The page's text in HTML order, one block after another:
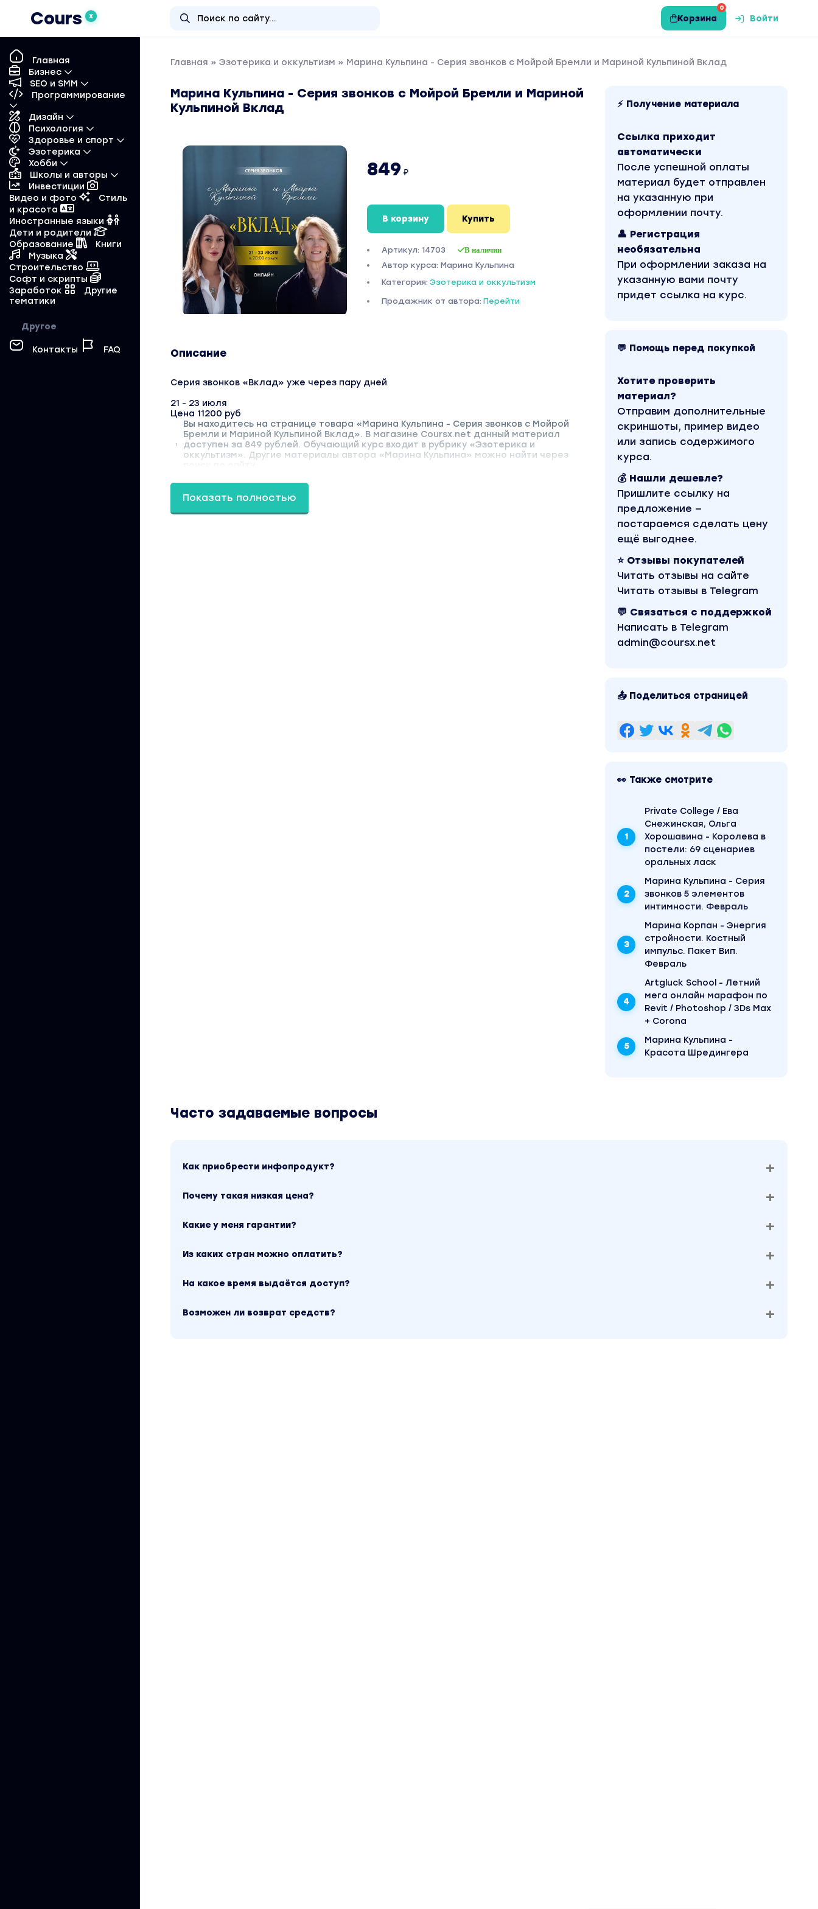
Cours X
0
Корзина Войти
Главная
Бизнес
SEO и SMM
Программирование
Дизайн
Психология
Здоровье и спорт
Эзотерика
Хобби
Школы и авторы
Инвестиции
Видео и фото
Стиль
и красота
Иностранные языки
Дети и родители
Образование
Книги
Музыка
Строительство
Софт и скрипты
Заработок
Другие
тематики
Другое
Контакты FAQ
Главная » Эзотерика и оккультизм » Марина Кульпина - Серия звонков с Мойрой Бремли и Мариной Кульпиной Вклад
Марина Кульпина - Серия звонков с Мойрой Бремли и Мариной
Кульпиной Вклад
849 ₽
В корзину Купить
Артикул: 14703 В наличии
Автор курса: Марина Кульпина
Категория: Эзотерика и оккультизм
Продажник от автора: Перейти
Описание
Серия звонков «Вклад» уже через пару дней
21 - 23 июля
Цена 11200 руб
Вы находитесь на странице товара «Марина Кульпина - Серия звонков с Мойрой
Бремли и Мариной Кульпиной Вклад». В магазине Coursx.net данный материал
доступен за 849 рублей. Обучающий курс входит в рубрику «Эзотерика и
оккультизм». Другие материалы автора «Марина Кульпина» можно найти через
Показать полностью
⚡ Получение материала
Ссылка приходит
автоматически
После успешной оплаты
материал будет отправлен
на указанную при
оформлении почту.
👤 Регистрация
необязательна
При оформлении заказа на
указанную вами почту
придет ссылка на курс.
💬 Помощь перед покупкой
Хотите проверить
материал?
Отправим дополнительные
скриншоты, пример видео
или запись содержимого
курса.
💰 Нашли дешевле?
Пришлите ссылку на
предложение —
постараемся сделать цену
ещё выгоднее.
⭐ Отзывы покупателей
Читать отзывы на сайте
Читать отзывы в Telegram
💬 Связаться с поддержкой
Написать в Telegram
admin@coursx.net
📤 Поделиться страницей
👀 Также смотрите
Private College / Ева
Снежинская, Ольга
Хорошавина - Королева в
постели: 69 сценариев
оральных ласк
Марина Кульпина - Серия
звонков 5 элементов
интимности. Февраль
Марина Корпан - Энергия
стройности. Костный
импульс. Пакет Вип.
Февраль
Artgluck School - Летний
мега онлайн марафон по
Revit / Photoshop / 3Ds Max
+ Corona
Марина Кульпина -
Красота Шредингера
Часто задаваемые вопросы
Как приобрести инфопродукт?
Почему такая низкая цена?
Какие у меня гарантии?
Из каких стран можно оплатить?
На какое время выдаётся доступ?
Возможен ли возврат средств?